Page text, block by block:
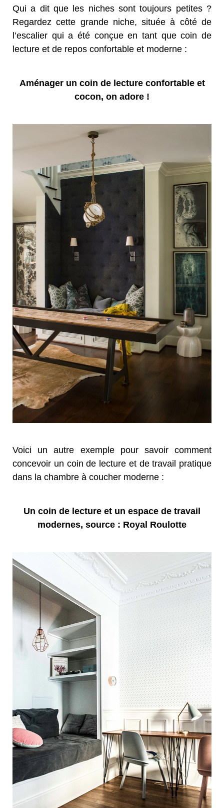
Qui a dit que les niches sont toujours petites ?
Regardez cette grande niche, située à côté de
l’escalier qui a été conçue en tant que coin de
lecture et de repos confortable et moderne :
Aménager un coin de lecture confortable et
cocon, on adore !
Voici un autre exemple pour savoir comment
concevoir un coin de lecture et de travail pratique
dans la chambre à coucher moderne :
Un coin de lecture et un espace de travail
modernes, source : Royal Roulotte